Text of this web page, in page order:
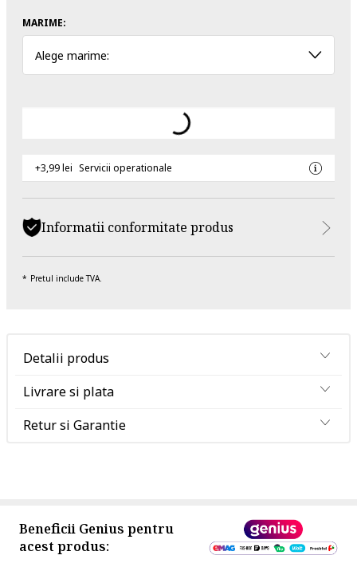
MARIME:
Alege marime:
+3,99 lei Servicii operationale
Informatii conformitate produs
Pretul include TVA.
Detalii produs
Livrare si plata
Retur si Garantie
Beneficii Genius pentru
acest produs: